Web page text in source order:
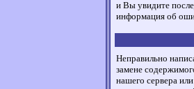
и Вы увидите
информация об
Неправильно
замене
нашего сервера